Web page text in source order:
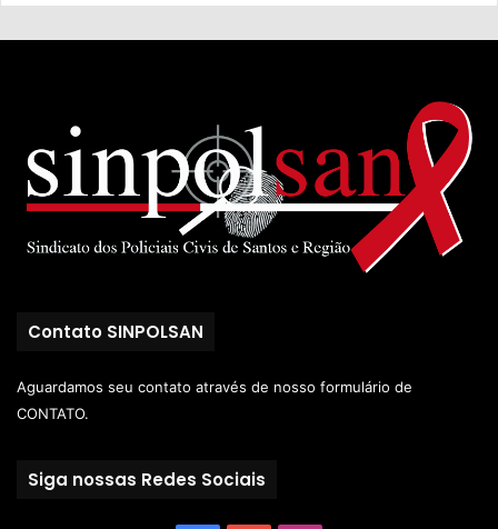
Contato SINPOLSAN
Aguardamos seu contato através de nosso formulário de
CONTATO.
Siga nossas Redes Sociais